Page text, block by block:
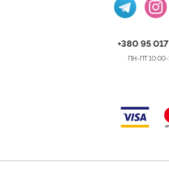
+380 95
ПН-ПТ 10:00-